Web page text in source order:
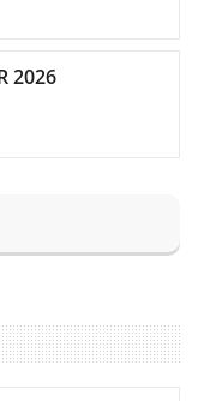
2026